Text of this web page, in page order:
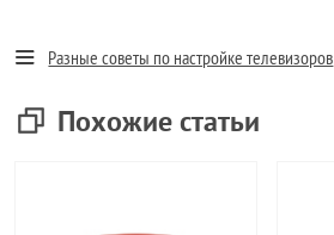
Разные советы по настройке телевизоров
Похожие статьи